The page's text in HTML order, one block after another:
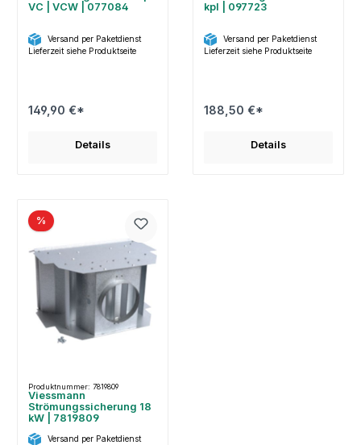
VC | VCW | 077084
Versand per Paketdienst
Lieferzeit siehe Produktseite
149,90 €*
Details
kpl | 097723
Versand per Paketdienst
Lieferzeit siehe Produktseite
188,50 €*
Details
%
Produktnummer: 7819809
Viessmann
Strömungssicherung 18
kW | 7819809
Versand per Paketdienst